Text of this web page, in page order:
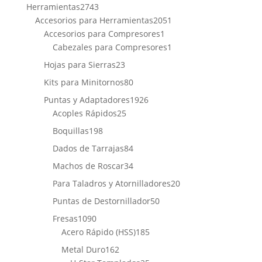
Herramientas27432743
productos
Accesorios para Herramientas2051
Accesorios para Compresores1
producto
Cabezales para Compresores1
Hojas para Sierras2323
productos
Kits para Minitornos8080
productos
Puntas y Adaptadores19261926
Acoples Rápidos2525
Boquillas198198
productos
Dados de Tarrajas8484
productos
Machos de Roscar3434
productos
Para Taladros y Atornilladores2020
Puntas de Destornillador5050
Fresas10901090
productos
Acero Rápido (HSS)185185
Metal Duro162162